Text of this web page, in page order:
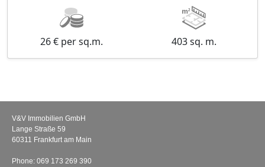
26 € per sq.m. 403 sq. m.
V&V Immobilien GmbH
Lange Straße 59
60311 Frankfurt am Main
Phone: 069 173 269 390